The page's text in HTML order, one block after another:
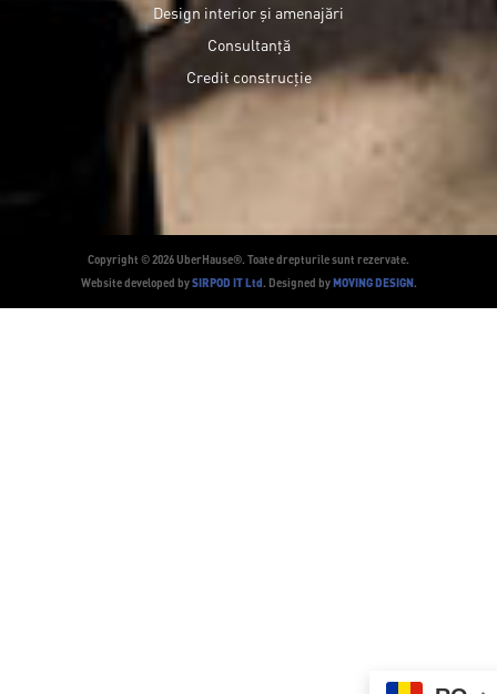
Design interior și amenajări
Consultanță
Credit construcție
Copyright © 2026 UberHause®. Toate drepturile sunt rezervate.
Website developed bySIRPOD IT Ltd. Designed byMOVING DESIGN.